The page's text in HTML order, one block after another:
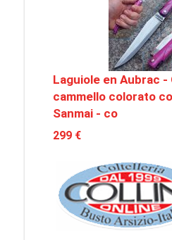
Laguiole en Aubrac -
cammello colorato
Sanmai - co
299 €